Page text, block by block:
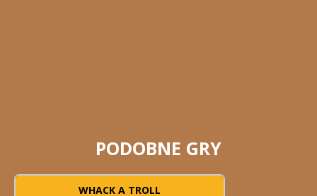
PODOBNE GRY
WHACK A TROLL